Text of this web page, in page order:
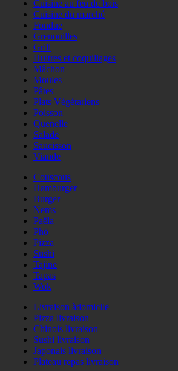
Cuisine au feu de bois
Cuisine du marché
Fondue
Grenouilles
Grill
Huitres et coquillages
Mâchon
Moules
Pâtes
Plats Végétariens
Poisson
Quenelle
Salade
Saucisson
Viande
Couscous
Hamburger
Burger
Nems
Paëla
Phö
Pizza
Sushi
Tajine
Tapas
Wok
Livraison àdomicile
Pizza livraison
Chinois livraison
Sushi livraison
Japonais livraison
Plateau repas livraison